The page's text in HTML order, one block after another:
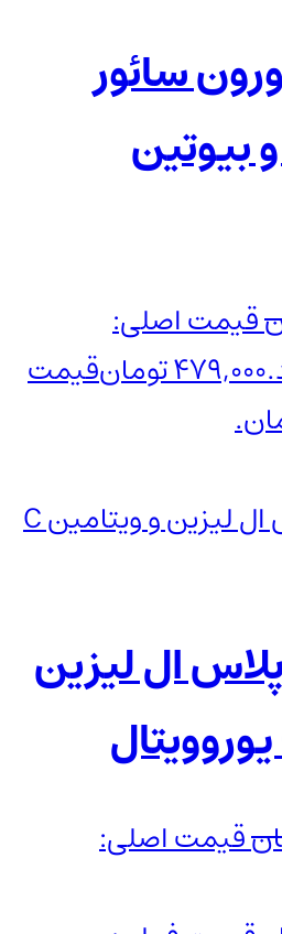
سائور
بیوتین
قیمت اصلی:
479,000تومانقیمت
ال لیزین
قیمت اصلی: